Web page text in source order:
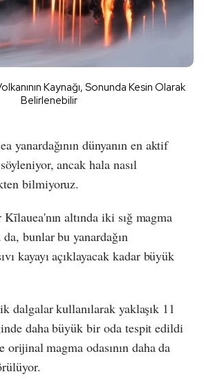
Kaynağı, Sonunda Kesin Olarak
Belirlenebilir
yanardağının dünyanın en aktif
ancak hala nasıl
bilmiyoruz.
altında iki sığ magma
bunlar bu yanardağın
kayayı açıklayacak kadar büyük
dalgalar kullanılarak yaklaşık 11
daha büyük bir oda tespit edildi
orijinal magma odasının daha da